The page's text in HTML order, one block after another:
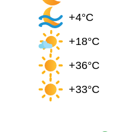
+4°C
+18°C
+36°C
+33°C